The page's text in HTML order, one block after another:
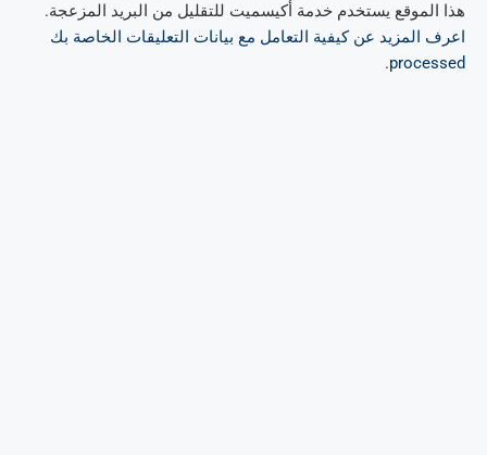
هذا الموقع يستخدم خدمة أكيسميت للتقليل من البريد المزعجة.
اعرف المزيد عن كيفية التعامل مع بيانات التعليقات الخاصة بك
processed
.